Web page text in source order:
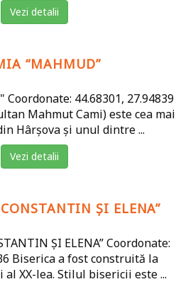
Vezi detalii
“MAHMUD”
Coordonate: 44.68301, 27.94839
Mahmut Cami) este cea mai
Hârșova și unul dintre ...
Vezi detalii
CONSTANTIN ȘI ELENA”
ȘI ELENA” Coordonate:
Biserica a fost construită la
XX-lea. Stilul bisericii este ...